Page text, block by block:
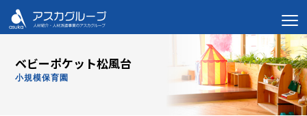
ベビーポケット松風台
小規模保育園